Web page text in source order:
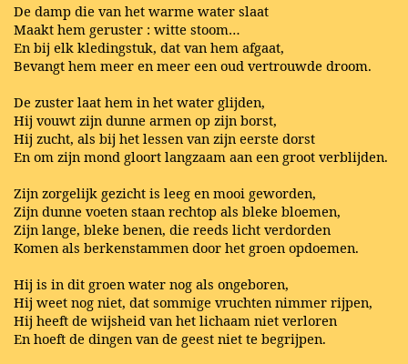
De damp die van het warme water slaat
Maakt hem geruster : witte stoom…
En bij elk kledingstuk, dat van hem afgaat,
Bevangt hem meer en meer een oud vertrouwde droom.
De zuster laat hem in het water glijden,
Hij vouwt zijn dunne armen op zijn borst,
Hij zucht, als bij het lessen van zijn eerste dorst
En om zijn mond gloort langzaam aan een groot verblijden.
Zijn zorgelijk gezicht is leeg en mooi geworden,
Zijn dunne voeten staan rechtop als bleke bloemen,
Zijn lange, bleke benen, die reeds licht verdorden
Komen als berkenstammen door het groen opdoemen.
Hij is in dit groen water nog als ongeboren,
Hij weet nog niet, dat sommige vruchten nimmer rijpen,
Hij heeft de wijsheid van het lichaam niet verloren
En hoeft de dingen van de geest niet te begrijpen.